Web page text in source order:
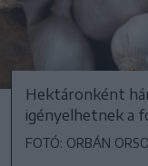
Hektáronként
igényelhetnek a
FOTÓ: ORBÁN